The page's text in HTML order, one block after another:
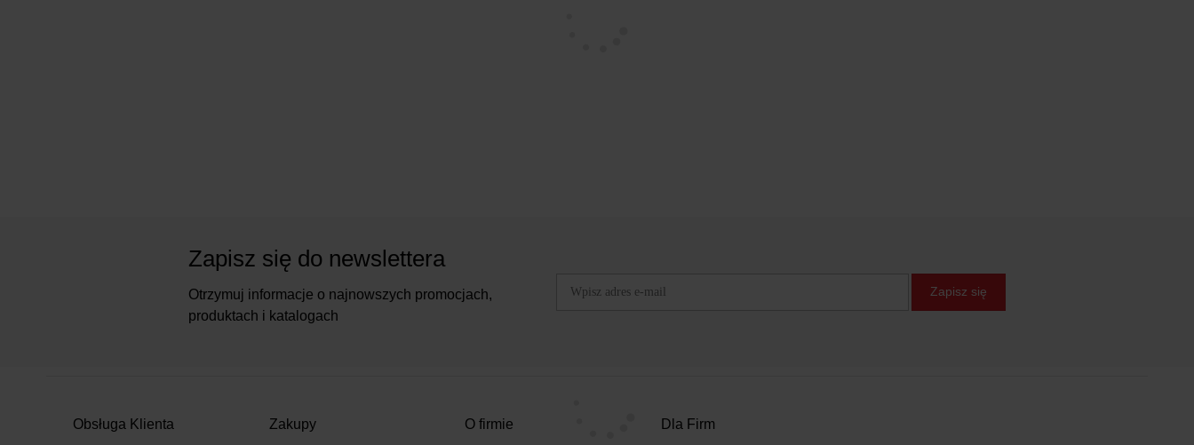
Zapisz się do newslettera
Otrzymuj informacje o najnowszych promocjach,
produktach i katalogach
Zapisz się
Obsługa Klienta Zakupy O firmie Dla Firm